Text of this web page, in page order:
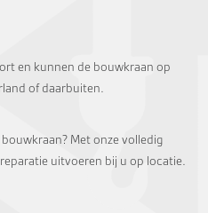
en kunnen de bouwkraan op
of daarbuiten.
Met onze volledig
uitvoeren bij u op locatie.